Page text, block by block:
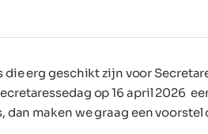
erg geschikt zijn voor
op 16 april 2026
dan maken we graag een voorstel